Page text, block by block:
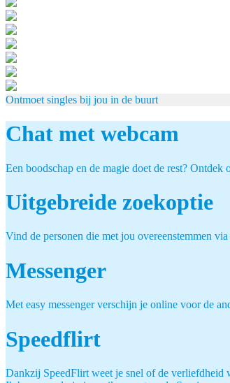
Ontmoet singles bij jou in de buurt
Chat met webcam
Een boodschap en de magie doet de rest?
Uitgebreide zoekoptie
Vind de personen die met jou overeenstemmen
Messenger
Met easy messenger verschijn je online voor de
Speedflirt
Dankzij SpeedFlirt weet je snel of de verliefdheid